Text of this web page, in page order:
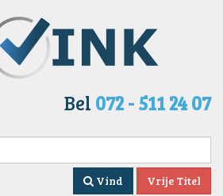
Bel 072 - 511 24 07
Vind Vrije Titel